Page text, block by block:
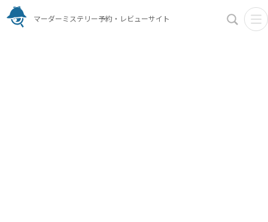
マーダーミステリー予約・レビューサイト